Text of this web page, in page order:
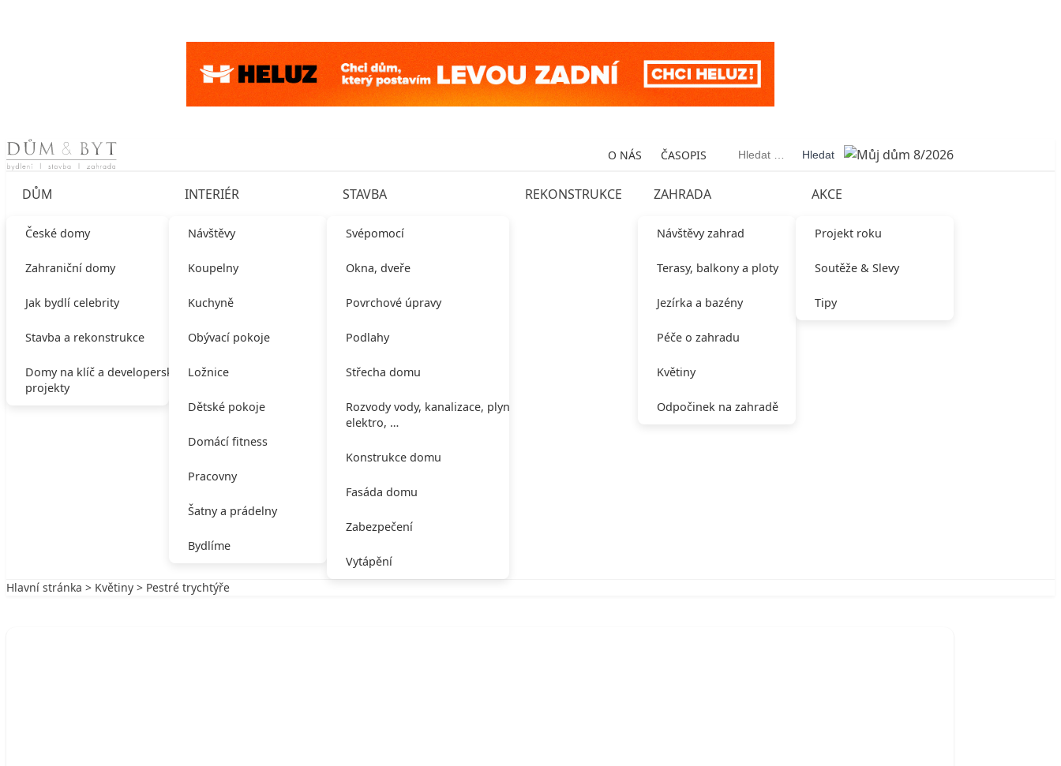
Skip to content O NÁS ČASOPIS Vyhledávání
DŮM
České domy
Zahraniční domy
Jak bydlí celebrity
Stavba a rekonstrukce
Domy na klíč a developerské
projekty
INTERIÉR
Návštěvy
Koupelny
Kuchyně
Obývací pokoje
Ložnice
Dětské pokoje
Domácí fitness
Pracovny
Šatny a prádelny
Bydlíme
STAVBA
Svépomocí
Okna, dveře
Povrchové úpravy
Podlahy
Střecha domu
Rozvody vody, kanalizace, plynu,
elektro, …
Konstrukce domu
Fasáda domu
Zabezpečení
Vytápění
REKONSTRUKCE ZAHRADA
Návštěvy zahrad
Terasy, balkony a ploty
Jezírka a bazény
Péče o zahradu
Květiny
Odpočinek na zahradě
AKCE
Projekt roku
Soutěže & Slevy
Tipy
Hlavní stránka > Květiny > Pestré trychtýře